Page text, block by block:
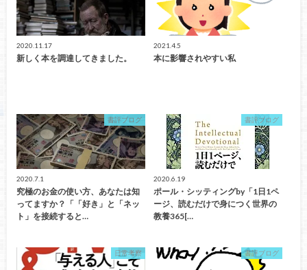
2020.11.17
新しく本を調達してきました。
2021.4.5
本に影響されやすい私
書評ブログ
2020.7.1
究極のお金の使い方、あなたは知
ってますか？「「好き」と「ネッ
ト」を接続すると…
書評ブログ
2020.6.19
ポール・シッティングby「1日1ペ
ージ、読むだけで身につく世界の
教養365[…
日常考察 書評ブログ